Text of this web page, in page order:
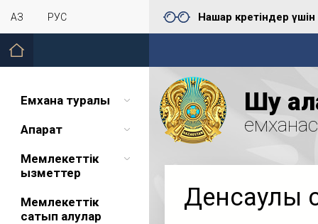
ҚАЗ РУС Нашар көретіндер үшін
Емхана туралы
Ақпарат
Мемлекеттік
қызметтер
Мемлекеттік
сатып алулар
Шу
Денсаулық